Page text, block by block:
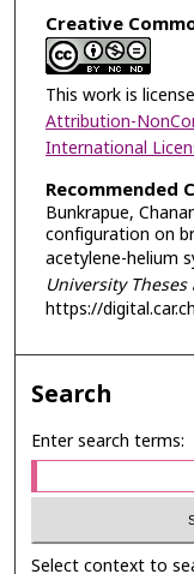
Creative
This work is
Attribution-
International
Recommended
Bunkrapue,
configuration on
acetylene-helium
University
https://
Search
Enter search terms:
Select context to